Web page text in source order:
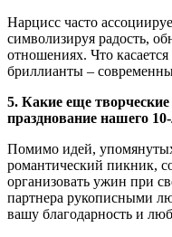
Нарцисс часто
символизируя радость,
отношениях. Что
бриллианты –
5. Какие еще
празднование нашего
Помимо идей,
романтический пикник,
организовать ужин при
партнера рукописными
вашу благодарность и